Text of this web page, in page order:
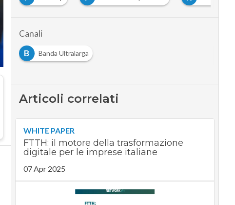
Canali
B
Banda Ultralarga
Articoli correlati
WHITE PAPER
FTTH: il motore della trasformazione
digitale per le imprese italiane
07 Apr 2025